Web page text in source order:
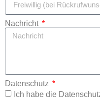
Nachricht
Datenschutz
Ich habe die